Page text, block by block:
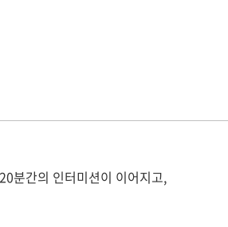
분간의 인터미션이 이어지고,